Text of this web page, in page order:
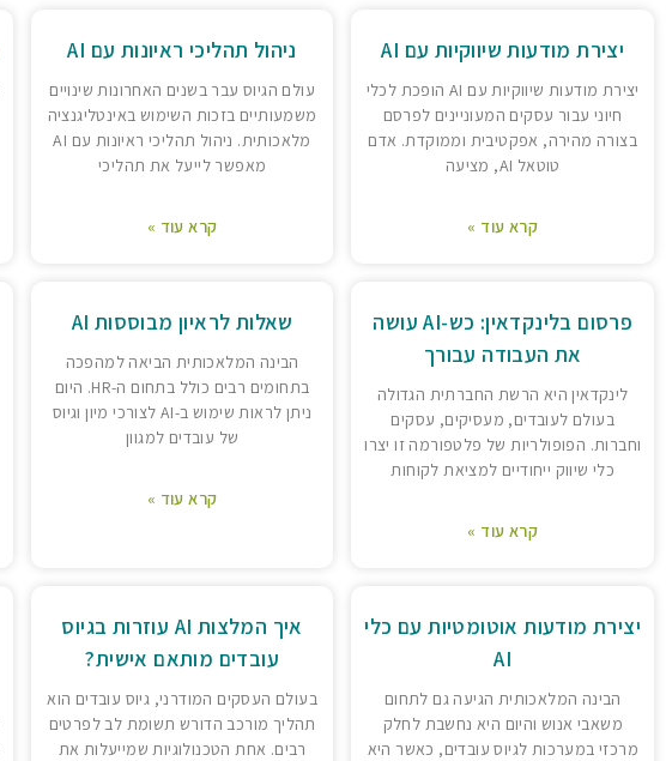
יצירת מודעות שיווקיות עם AI
יצירת מודעות שיווקיות עם AI הופכת לכלי
חיוני עבור עסקים המעוניינים לפרסם
בצורה מהירה, אפקטיבית וממוקדת. אדם
טוטאל AI, מציעה
קרא עוד »
ניהול תהליכי ראיונות עם AI
עולם הגיוס עבר בשנים האחרונות שינויים
משמעותיים בזכות השימוש באינטליגנציה
מלאכותית. ניהול תהליכי ראיונות עם AI
מאפשר לייעל את תהליכי
קרא עוד »
פרסום בלינקדאין: כש-AI עושה
את העבודה עבורך
לינקדאין היא הרשת החברתית הגדולה
בעולם לעובדים, מעסיקים, עסקים
וחברות. הפופולריות של פלטפורמה זו יצרו
כלי שיווק ייחודיים למציאת לקוחות
קרא עוד »
שאלות לראיון מבוססות AI
הבינה המלאכותית הביאה למהפכה
בתחומים רבים כולל בתחום ה-HR. היום
ניתן לראות שימוש ב-AI לצורכי מיון וגיוס
של עובדים למגוון
קרא עוד »
יצירת מודעות אוטומטיות עם כלי
AI
הבינה המלאכותית הגיעה גם לתחום
משאבי אנוש והיום היא נחשבת לחלק
מרכזי במערכות לגיוס עובדים, כאשר היא
איך המלצות AI עוזרות בגיוס
עובדים מותאם אישית?
בעולם העסקים המודרני, גיוס עובדים הוא
תהליך מורכב הדורש תשומת לב לפרטים
רבים. אחת הטכנולוגיות שמייעלות את